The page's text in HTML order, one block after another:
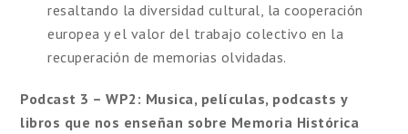
resaltando la diversidad cultural, la cooperación
europea y el valor del trabajo colectivo en la
recuperación de memorias olvidadas.
Podcast 3 – WP2 : Musica, películas, podcasts y
libros que nos enseñan sobre Memoria Histórica